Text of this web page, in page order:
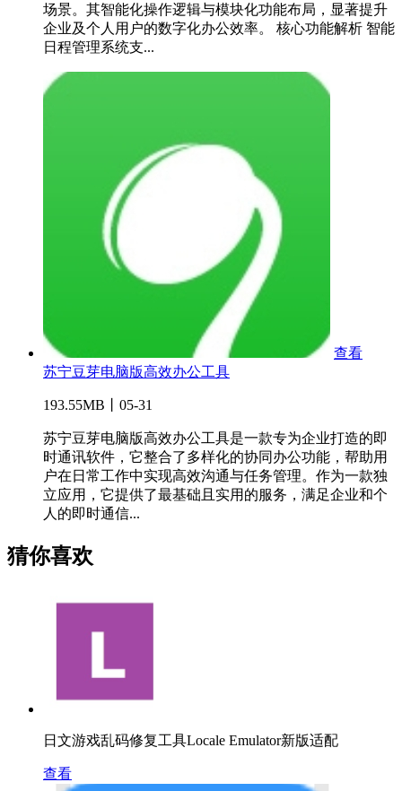
场景。其智能化操作逻辑与模块化功能布局，显著提升
企业及个人用户的数字化办公效率。 核心功能解析 智能
日程管理系统支...
查看
苏宁豆芽电脑版高效办公工具
193.55MB丨05-31
苏宁豆芽电脑版高效办公工具是一款专为企业打造的即
时通讯软件，它整合了多样化的协同办公功能，帮助用
户在日常工作中实现高效沟通与任务管理。作为一款独
立应用，它提供了最基础且实用的服务，满足企业和个
人的即时通信...
猜你喜欢
日文游戏乱码修复工具Locale Emulator新版适配
查看